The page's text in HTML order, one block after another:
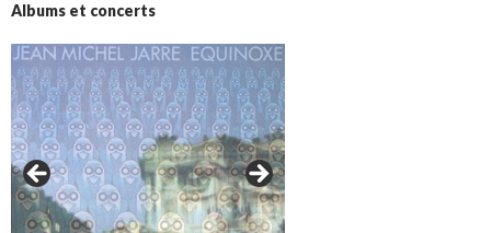
Albums et concerts